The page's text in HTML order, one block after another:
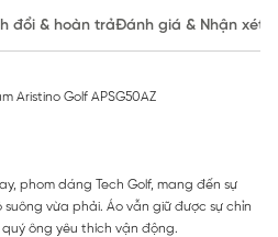
đổi & hoàn trảĐánh giá & Nhận xét
Aristino Golf APSG50AZ
phom dáng Tech Golf, mang đến sự
vừa phải. Áo vẫn giữ được sự chỉn
ông yêu thích vận động.